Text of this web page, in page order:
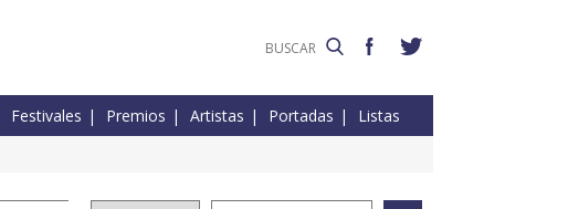
Festivales Premios Artistas Portadas Listas